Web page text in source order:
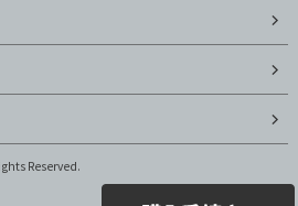
Reserved.